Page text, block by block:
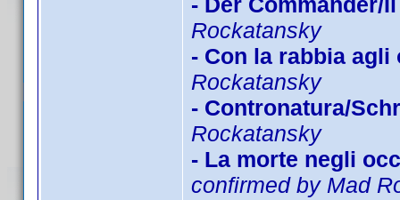
Rockatansky
- Con la rabbia agli
Rockatansky
- Contronatura/
Rockatansky
- La morte negli
confirmed by Mad